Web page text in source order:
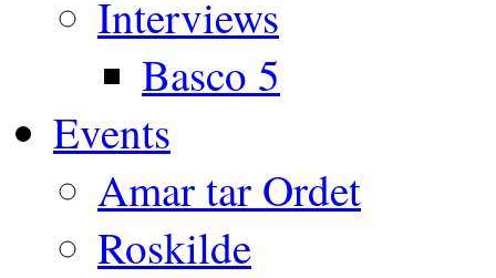
Interviews
Basco 5
Events
Amar tar Ordet
Roskilde